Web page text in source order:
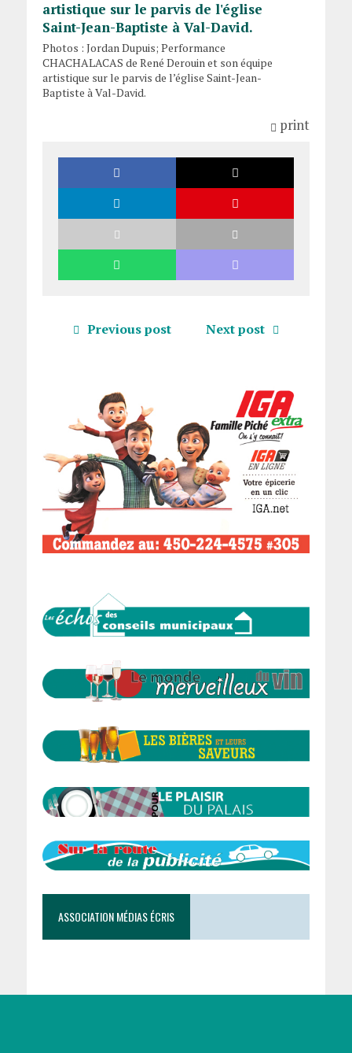
Photos : Jordan Dupuis; Performance
CHACHALACAS de René Derouin et son équipe
artistique sur le parvis de l’église Saint-Jean-
Baptiste à Val-David.
print
Previous post Next post
ASSOCIATION MÉDIAS ÉCRIS